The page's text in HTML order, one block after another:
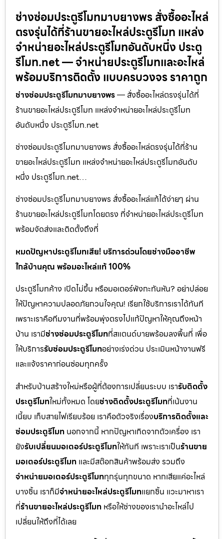
ช่างซ่อมประตูรีโมทมาบยางพร สั่งซื้ออะไหล่
ตรงรุ่นได้ที่ร้านขายอะไหล่ประตูรีโมท แหล่ง
จำหน่ายอะไหล่ประตูรีโมทอันดับหนึ่ง ประตู
รีโมท.net — จำหน่ายประตูรีโมทและอะไหล่
พร้อมบริการติดตั้ง แบบครบวงจร ราคาถูก
ช่างซ่อมประตูรีโมทมาบยางพร— สั่งซื้ออะไหล่ตรงรุ่นได้ที่
ร้านขายอะไหล่ประตูรีโมท แหล่งจำหน่ายอะไหล่ประตูรีโมท
อันดับหนึ่ง ประตูรีโมท.net
ช่างซ่อมประตูรีโมทมาบยางพร สั่งซื้ออะไหล่ตรงรุ่นได้ที่ร้าน
ขายอะไหล่ประตูรีโมท แหล่งจำหน่ายอะไหล่ประตูรีโมทอันดับ
หนึ่ง ประตูรีโมท.net…
ช่างซ่อมประตูรีโมทมาบยางพร สั่งซื้ออะไหล่แท้ได้ง่ายๆ ผ่าน
ร้านขายอะไหล่ประตูรีโมทโดยตรง ที่จำหน่ายอะไหล่ประตูรีโมท
พร้อมจัดส่งและติดตั้งถึงที่
หมดปัญหาประตูรีโมทเสีย! บริการด่วนโดยช่างมืออาชีพ
ใกล้บ้านคุณ พร้อมอะไหล่แท้ 100%
ประตูรีโมทค้าง เปิดไม่ขึ้น หรือมอเตอร์พังกะทันหัน? อย่าปล่อย
ให้ปัญหาความปลอดภัยกวนใจคุณ! เรียกใช้บริการเราได้ทันที
เพราะเราคือทีมงานที่พร้อมพุ่งตรงไปแก้ปัญหาให้คุณถึงหน้า
บ้าน เรามีช่างซ่อมประตูรีโมทที่สแตนด์บายพร้อมลงพื้นที่ เพื่อ
ให้บริการรับซ่อมประตูรีโมทอย่างเร่งด่วน ประเมินหน้างานฟรี
และแจ้งราคาก่อนซ่อมทุกครั้ง
สำหรับบ้านสร้างใหม่หรือผู้ที่ต้องการเปลี่ยนระบบ เรารับติดตั้ง
ประตูรีโมทใหม่ทั้งหมด โดยช่างติดตั้งประตูรีโมทที่เน้นงาน
เนี้ยบ เก็บสายไฟเรียบร้อย เราคือตัวจริงเรื่องบริการติดตั้งและ
ซ่อมประตูรีโมท นอกจากนี้ หากปัญหาเกิดจากตัวเครื่อง เรา
ยังรับเปลี่ยนมอเตอร์ประตูรีโมทให้ทันที เพราะเราเป็นร้านขาย
มอเตอร์ประตูรีโมท และมีสต๊อกสินค้าพร้อมส่ง รวมถึง
จำหน่ายมอเตอร์ประตูรีโมททุกรุ่นทุกขนาด หากเสียแค่อะไหล่
บางชิ้น เราก็มีจำหน่ายอะไหล่ประตูรีโมทแยกชิ้น แวะมาหาเรา
ที่ร้านขายอะไหล่ประตูรีโมท หรือให้ช่างของเรานำอะไหล่ไป
เปลี่ยนให้ถึงที่ได้เลย